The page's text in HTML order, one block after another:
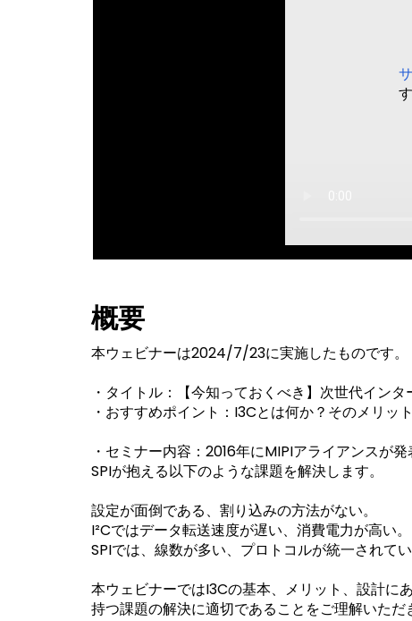
概要
本ウェビナーは2024/7/23に実施したものです。
・タイトル：【今知っておくべき】次世代イン
・おすすめポイント：I3Cとは何か？そのメリッ
・セミナー内容：2016年にMIPIアライアンスが
SPIが抱える以下のような課題を解決します。
設定が面倒である、割り込みの方法がない。
I²Cではデータ転送速度が遅い、消費電力が高い。
SPIでは、線数が多い、プロトコルが統一されてい
本ウェビナーではI3Cの基本、メリット、設計に
持つ課題の解決に適切であることをご理解いただ